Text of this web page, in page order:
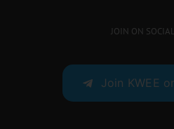
JOIN ON
Join KWEE